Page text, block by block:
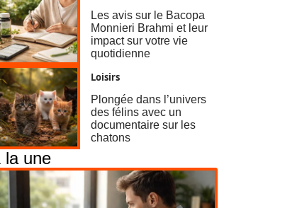
Les avis sur le Bacopa
Monnieri Brahmi et leur
impact sur votre vie
quotidienne
Loisirs
Plongée dans l’univers
des félins avec un
documentaire sur les
chatons
la une